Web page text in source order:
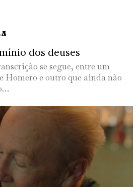
dos deuses
se segue, entre um
Homero e outro que ainda não